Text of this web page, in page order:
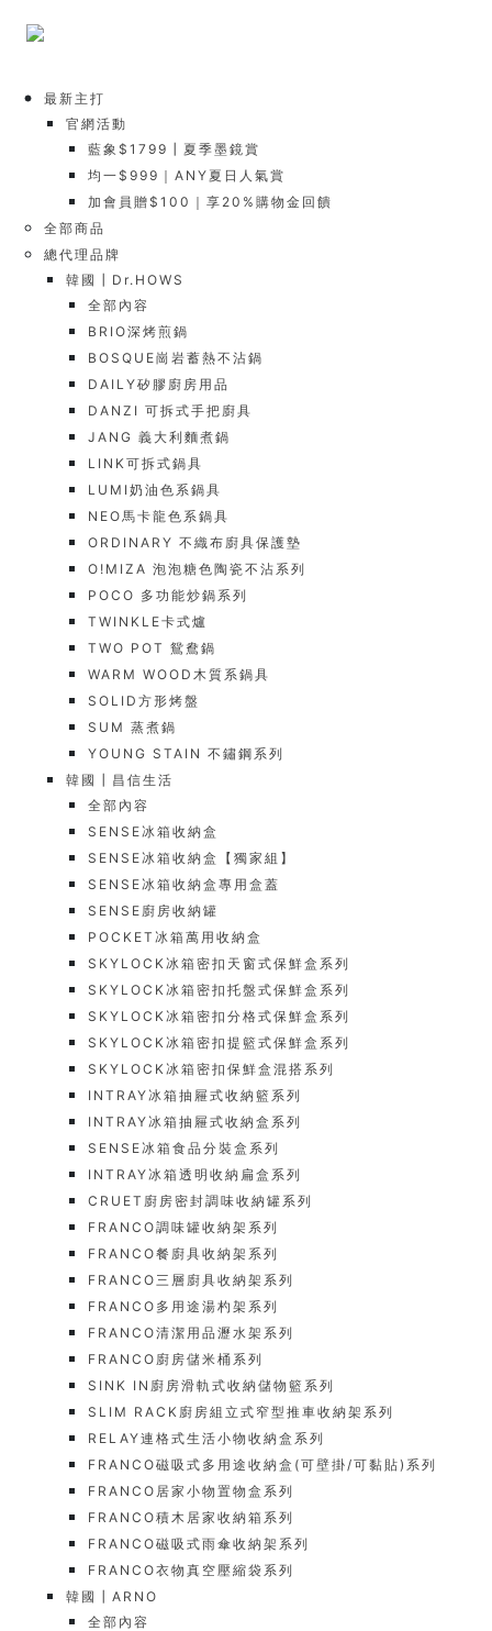
最新主打
官網活動
藍象$1799┃夏季墨鏡賞
均一$999｜ANY夏日人氣賞
加會員贈$100｜享20%購物金回饋
全部商品
總代理品牌
韓國┃Dr.HOWS
全部內容
BRIO深烤煎鍋
BOSQUE崗岩蓄熱不沾鍋
DAILY矽膠廚房用品
DANZI 可拆式手把廚具
JANG 義大利麵煮鍋
LINK可拆式鍋具
LUMI奶油色系鍋具
NEO馬卡龍色系鍋具
ORDINARY 不織布廚具保護墊
O!MIZA 泡泡糖色陶瓷不沾系列
POCO 多功能炒鍋系列
TWINKLE卡式爐
TWO POT 鴛鴦鍋
WARM WOOD木質系鍋具
SOLID方形烤盤
SUM 蒸煮鍋
YOUNG STAIN 不鏽鋼系列
韓國┃昌信生活
全部內容
SENSE冰箱收納盒
SENSE冰箱收納盒【獨家組】
SENSE冰箱收納盒專用盒蓋
SENSE廚房收納罐
POCKET冰箱萬用收納盒
SKYLOCK冰箱密扣天窗式保鮮盒系列
SKYLOCK冰箱密扣托盤式保鮮盒系列
SKYLOCK冰箱密扣分格式保鮮盒系列
SKYLOCK冰箱密扣提籃式保鮮盒系列
SKYLOCK冰箱密扣保鮮盒混搭系列
INTRAY冰箱抽屜式收納籃系列
INTRAY冰箱抽屜式收納盒系列
SENSE冰箱食品分裝盒系列
INTRAY冰箱透明收納扁盒系列
CRUET廚房密封調味收納罐系列
FRANCO調味罐收納架系列
FRANCO餐廚具收納架系列
FRANCO三層廚具收納架系列
FRANCO多用途湯杓架系列
FRANCO清潔用品瀝水架系列
FRANCO廚房儲米桶系列
SINK IN廚房滑軌式收納儲物籃系列
SLIM RACK廚房組立式窄型推車收納架系列
RELAY連格式生活小物收納盒系列
FRANCO磁吸式多用途收納盒(可壁掛/可黏貼)系列
FRANCO居家小物置物盒系列
FRANCO積木居家收納箱系列
FRANCO磁吸式雨傘收納架系列
FRANCO衣物真空壓縮袋系列
韓國┃ARNO
全部內容